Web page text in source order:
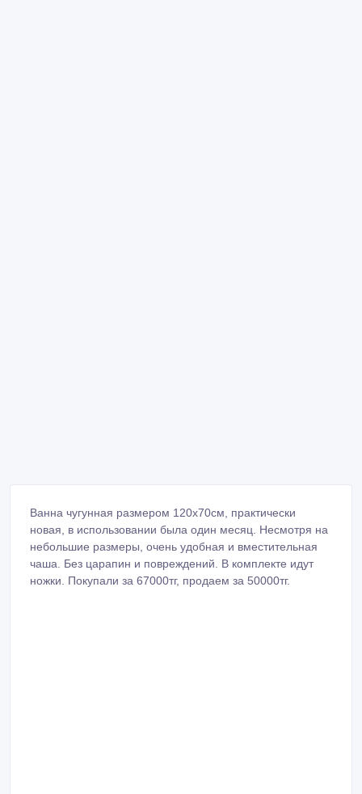
Ванна чугунная размером 120х70см, практически
новая, в использовании была один месяц. Несмотря на
небольшие размеры, очень удобная и вместительная
чаша. Без царапин и повреждений. В комплекте идут
ножки. Покупали за 67000тг, продаем за 50000тг.